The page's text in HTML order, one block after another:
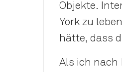
Objekte.
York zu
hätte, dass
Als ich nach